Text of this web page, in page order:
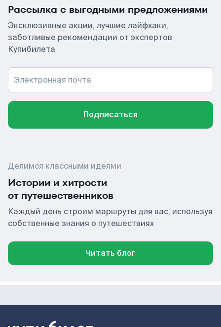
Рассылка с выгодными предложениями
Эксклюзивные акции, лучшие лайфхаки,
заботливые рекомендации от экспертов
Купибилета
Электронная почта
Подписаться
Делимся классными идеями
Истории и хитрости
от путешественников
Каждый день строим маршруты для вас, используя
собственные знания о путешествиях
Читать блог